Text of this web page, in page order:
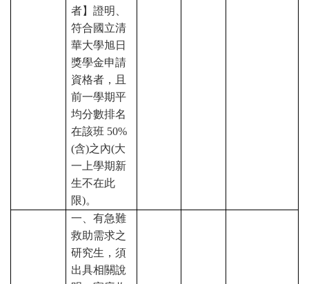
者】證明、
符合國立清
華大學旭日
獎學金申請
資格者，且
前一學期平
均分數排名
在該班 50%
(含)之內(大
一上學期新
生不在此
限)。
一、有急難
救助需求之
研究生，須
出具相關說